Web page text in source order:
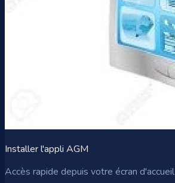
Installer l'appli AGM
Accès rapide depuis votre écran d'accueil